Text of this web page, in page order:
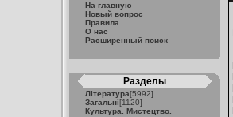
На главную
Новый вопрос
Правила
О нас
Расширенный поиск
Разделы
Література[5992]
Загальні[1120]
Культура. Мистецтво.